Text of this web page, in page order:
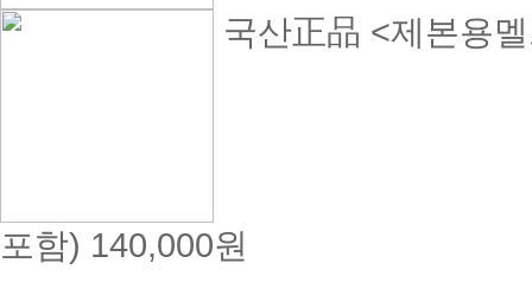
국산正品 <제본용
포함) 140,000원